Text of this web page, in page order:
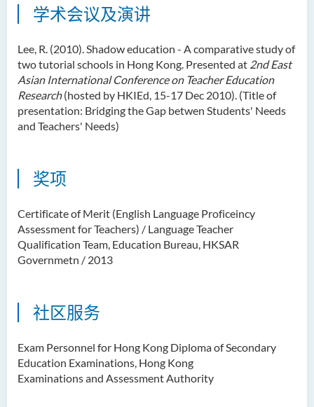
学术会议及演讲
Lee, R. (2010). Shadow education - A comparative study of
two tutorial schools in Hong Kong. Presented at 2nd East
Asian International Conference on Teacher Education
Research(hosted by HKIEd, 15-17 Dec 2010). (Title of
presentation: Bridging the Gap betwen Students' Needs
and Teachers' Needs)
奖项
Certificate of Merit (English Language Proficeincy
Assessment for Teachers) / Language Teacher
Qualification Team, Education Bureau, HKSAR
Governmetn / 2013
社区服务
Exam Personnel for Hong Kong Diploma of Secondary
Education Examinations, Hong Kong
Examinations and Assessment Authority
全港中学翻译科技问答比赛